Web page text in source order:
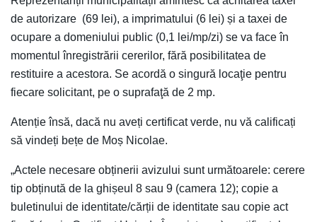
de autorizare (69 lei), a imprimatului (6 lei) și a taxei de
ocupare a domeniului public (0,1 lei/mp/zi) se va face în
momentul înregistrării cererilor, fără posibilitatea de
restituire a acestora. Se acordă o singură locaţie pentru
fiecare solicitant, pe o suprafaţă de 2 mp.
Atenție însă, dacă nu aveți certificat verde, nu vă calificați
să vindeți bețe de Moș Nicolae.
„Actele necesare obținerii avizului sunt următoarele: cerere
tip obținută de la ghișeul 8 sau 9 (camera 12); copie a
buletinului de identitate/cărții de identitate sau copie act